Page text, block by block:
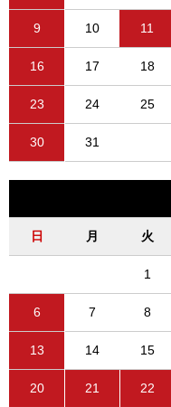
9 10 11
16 17 18
23 24 25
30 31
日 月 火
1
6 7 8
13 14 15
20 21 22